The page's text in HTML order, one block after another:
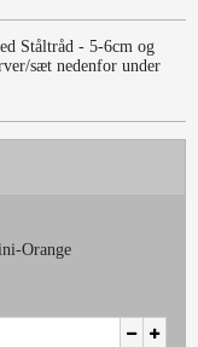
Ståltråd - 5-6cm og
sæt nedenfor under
Orange